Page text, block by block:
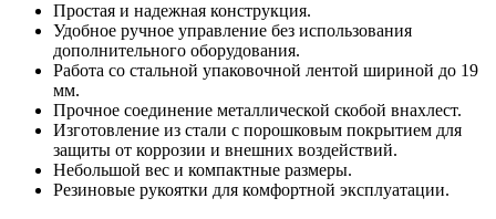
Простая и надежная конструкция.
Удобное ручное управление без использования
дополнительного оборудования.
Работа со стальной упаковочной лентой шириной до 19
мм.
Прочное соединение металлической скобой внахлест.
Изготовление из стали с порошковым покрытием для
защиты от коррозии и внешних воздействий.
Небольшой вес и компактные размеры.
Резиновые рукоятки для комфортной эксплуатации.